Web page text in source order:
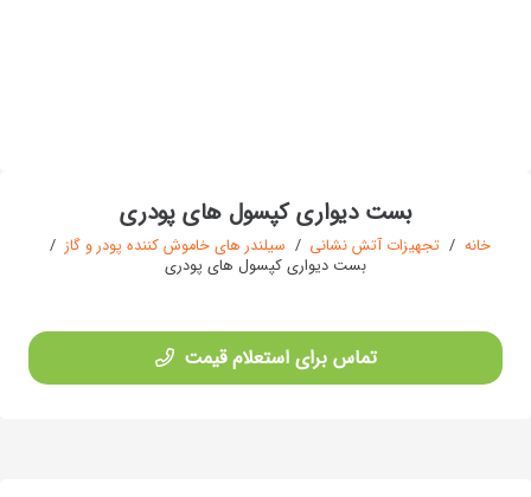
بست دیواری کپسول های پودری
خانه / تجهیزات آتش نشانی / سیلندر های خاموش کننده پودر و گاز /
بست دیواری کپسول های پودری
تماس برای استعلام قیمت